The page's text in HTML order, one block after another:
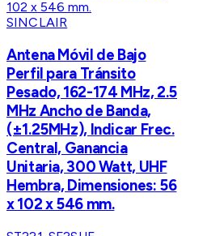
SINCLAIR
Antena Móvil de Bajo
Perfil para Tránsito
Pesado, 162-174 MHz, 2.5
MHz Ancho de Banda,
(±1.25MHz), Indicar Frec.
Central, Ganancia
Unitaria, 300 Watt, UHF
Hembra, Dimensiones: 56
x 102 x 546 mm.